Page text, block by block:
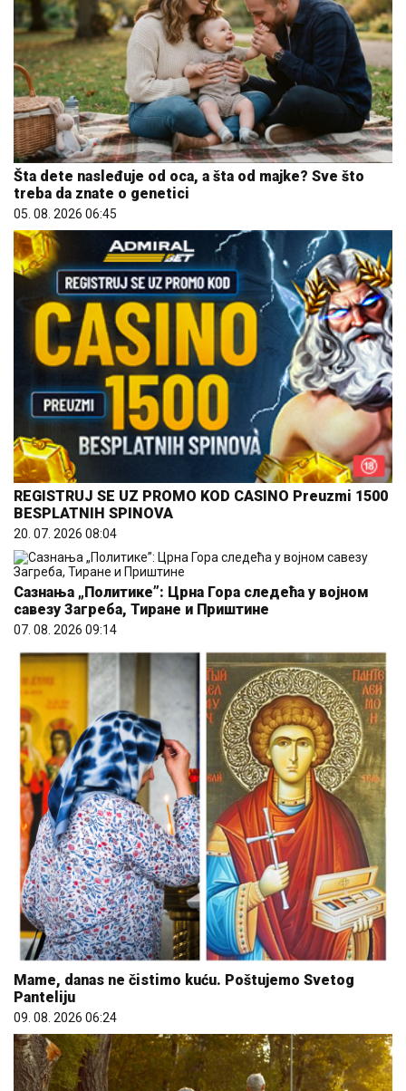
Šta dete nasleđuje od oca, a šta od majke? Sve što
treba da znate o genetici
05. 08. 2026 06:45
REGISTRUJ SE UZ PROMO KOD CASINO Preuzmi 1500
BESPLATNIH SPINOVA
20. 07. 2026 08:04
Сазнања „Политике”: Црна Гора следећа у војном
савезу Загреба, Тиране и Приштине
07. 08. 2026 09:14
Mame, danas ne čistimo kuću. Poštujemo Svetog
Panteliju
09. 08. 2026 06:24